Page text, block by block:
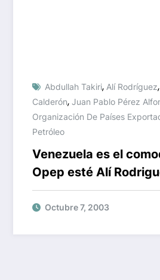
Abdullah Takiri, Alí Rodríguez,
Calderón, Juan Pablo Pérez
Organización De Países
Petróleo
Venezuela es el
Opep esté Alí
Silva Calderón
Octubre 7, 2003